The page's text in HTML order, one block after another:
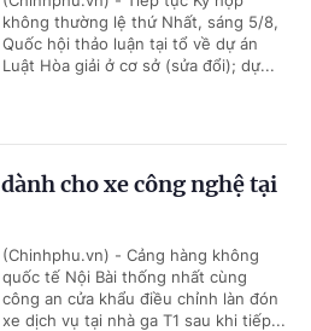
không thường lệ thứ Nhất, sáng 5/8,
Quốc hội thảo luận tại tổ về dự án
Luật Hòa giải ở cơ sở (sửa đổi); dự...
cho xe công nghệ tại
(Chinhphu.vn) - Cảng hàng không
quốc tế Nội Bài thống nhất cùng
công an cửa khẩu điều chỉnh làn đón
xe dịch vụ tại nhà ga T1 sau khi tiếp...